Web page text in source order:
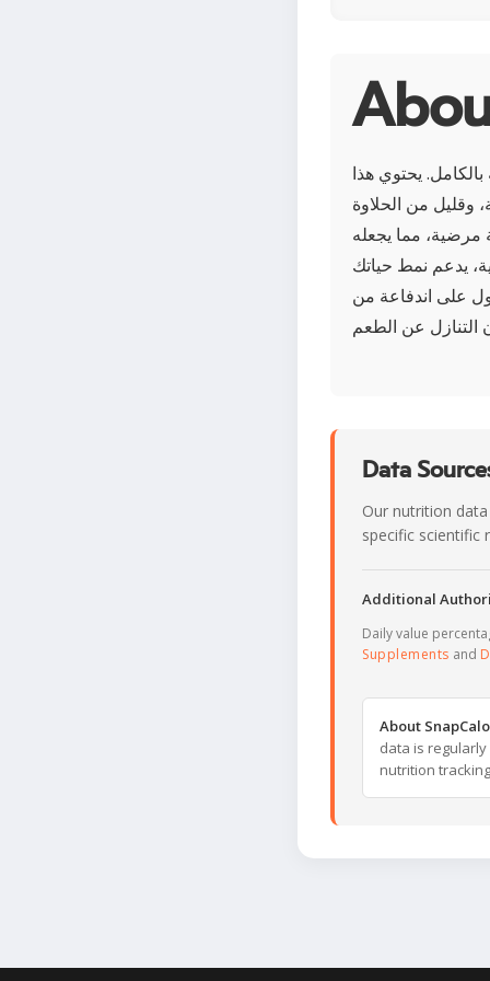
يحتوي هذا
وقليل من الحلاوة
مرضية، مما يجعله
يدعم نمط حياتك
على اندفاعة من
Data
Our nutrition
specific scientific
Additional
Daily value
Supplements and
About
data is
nutrition